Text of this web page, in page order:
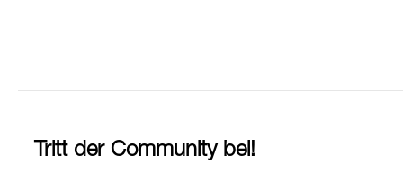
Tritt der Community bei!